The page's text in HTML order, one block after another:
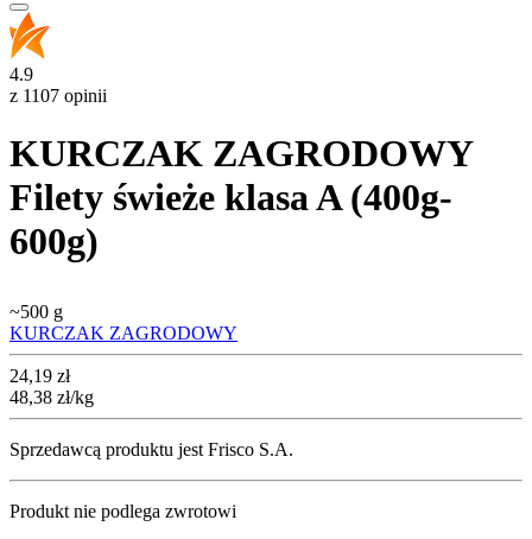
4.9
z 1107 opinii
KURCZAK ZAGRODOWY
Filety świeże klasa A (400g-
600g)
~500 g
KURCZAK ZAGRODOWY
Cena
24,19 zł
48,38 zł/kg
Sprzedawcą produktu jest Frisco S.A.
Produkt nie podlega zwrotowi